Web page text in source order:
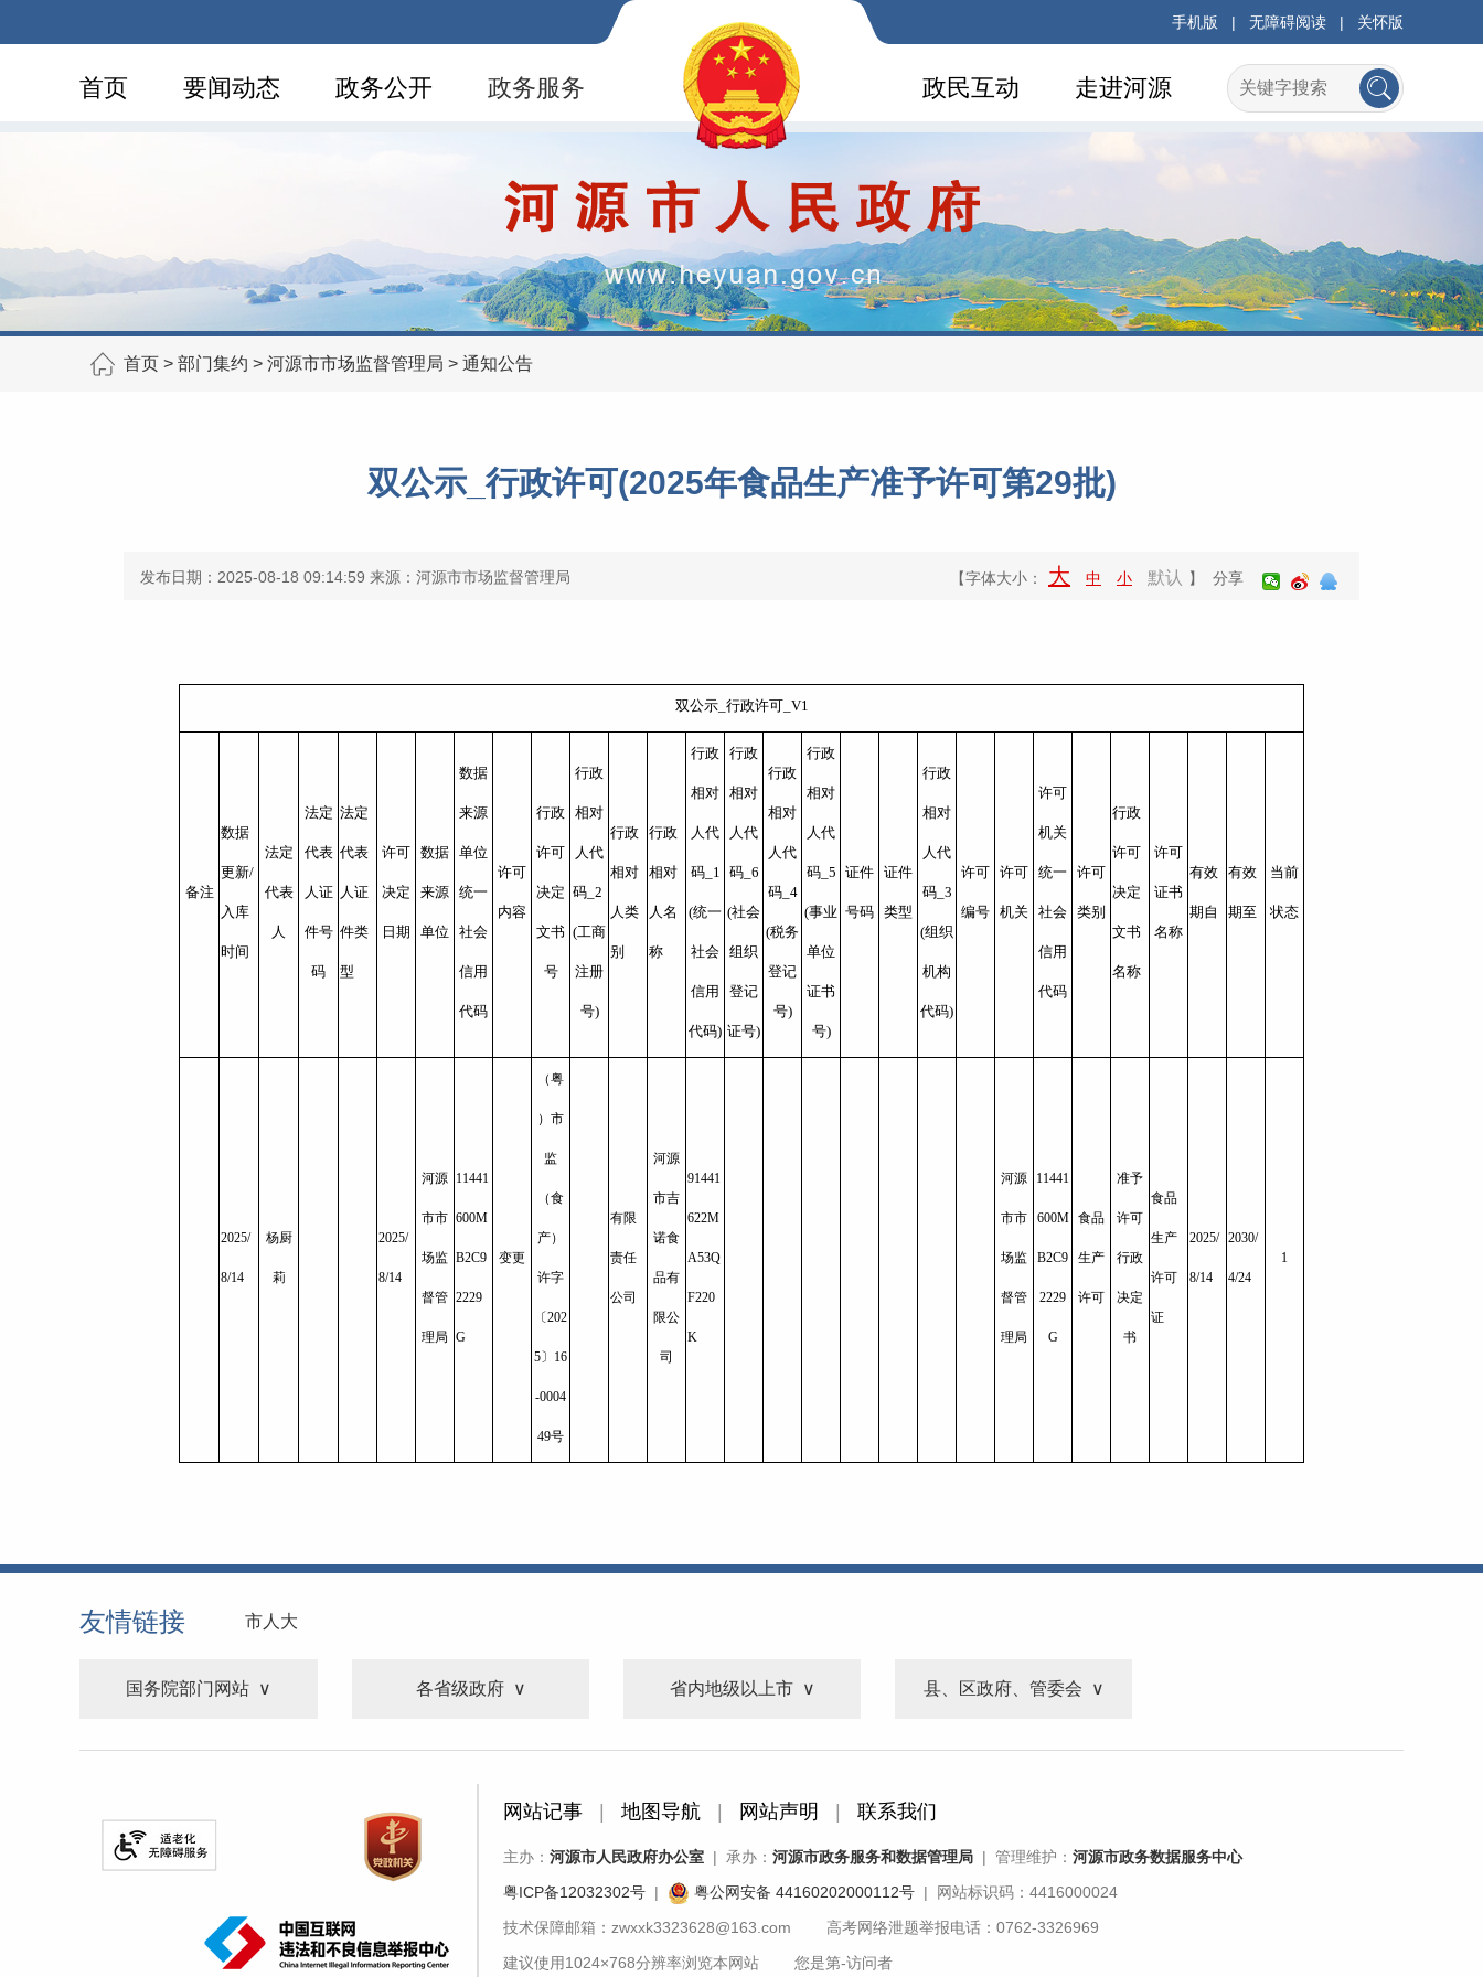
手机版 | 无障碍阅读 | 关怀版
首页 要闻动态 政务公开 政务服务 走进河源
政民互动
首页 > 部门集约 > 河源市市场监督管理局 > 通知公告
双公示_行政许可(2025年食品生产准予许可第29批)
发布日期：2025-08-18 09:14:59 来源：河源市市场监督管理局 【字体大小： 大 中 小 默认 】 分享
双公示_行政许可_V1
备注
数据
更新/
入库
时间
法定
代表
人
法定
代表
人证
件号
码
法定
代表
人证
件类
型
许可
决定
日期
数据
来源
单位
数据
来源
单位
统一
社会
信用
代码
许可
内容
行政
许可
决定
文书
号
行政
相对
人代
码_2
(工商
注册
号)
行政
相对
人类
别
行政
相对
人名
称
行政
相对
人代
码_1
(统一
社会
信用
代码)
行政
相对
人代
码_6
(社会
组织
登记
证号)
行政
相对
人代
码_4
(税务
登记
号)
行政
相对
人代
码_5
(事业
单位
证书
号)
证件
号码
证件
类型
行政
相对
人代
码_3
(组织
机构
代码)
许可
编号
许可
机关
许可
机关
统一
社会
信用
代码
许可
类别
行政
许可
决定
文书
名称
许可
证书
名称
有效
期自
有效
期至
当前
状态
2025/
8/14
杨厨
莉
2025/
8/14
河源
市市
场监
督管
理局
11441
600M
B2C9
2229
G
变更
（粤
）市
监
（食
产）
许字
〔202
5〕16
-0004
49号
有限
责任
公司
河源
市吉
诺食
品有
限公
司
91441
622M
A53Q
F220
K
河源
市市
场监
督管
理局
11441
600M
B2C9
2229
G
食品
生产
许可
准予
许可
行政
决定
书
食品
生产
许可
证
2025/
8/14
2030/
4/24
1
友情链接 市人大
国务院部门网站 各省级政府 省内地级以上市 县、区政府、管委会
网站记事 地图导航 网站声明 联系我们
主办： 河源市人民政府办公室 | 承办： 河源市政务服务和数据管理局 | 管理维护： 河源市政务数据服务中心
粤ICP备12032302号 | 粤公网安备 44160202000112号 | 网站标识码：4416000024
技术保障邮箱：zwxxk3323628@163.com 高考网络泄题举报电话：0762-3326969
建议使用1024×768分辨率浏览本网站 您是第-访问者